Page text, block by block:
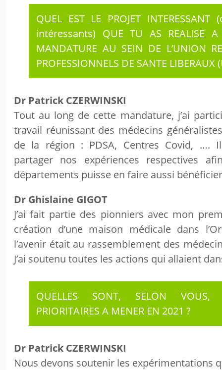
QUEL EST LE PROJET
intéressants) QUE TU AS REALISE A
MANDATURE AU SEIN DE L’UNION
PROFESSIONNELS DE SANTE LIBERAUX
Dr Patrick CZERWINSKI
Tout au long de cette mandature, j’ai
travail réunissant des médecins
de la région : PDSA, Centres Covid, ….
partager nos expériences respectives
départements puisse en faire aussi
Dr Ghislaine GIGOT
J’ai fait partie des pionniers avec mon
création d’une maison médicale dans
l’avenir était au rassemblement des
J’ai soutenu toutes les actions qui allaient
QUELLES SONT, SELON VOUS,
PRIORITAIRES A MENER EN 2021 ?
Dr Patrick CZERWINSKI
Nous devons soutenir les expérimentations